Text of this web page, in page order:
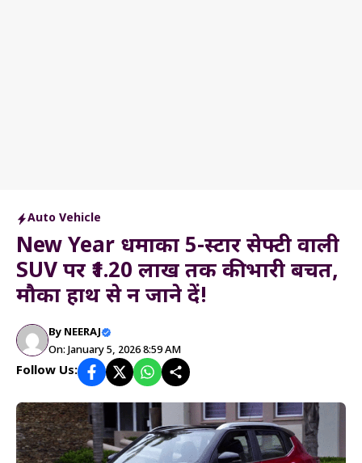
Auto Vehicle
New Year धमाका 5-स्टार सेफ्टी वाली
SUV पर ₹1.20 लाख तक की भारी बचत,
मौका हाथ से न जाने दें!
By NEERAJ
On: January 5, 2026 8:59 AM
Follow Us: